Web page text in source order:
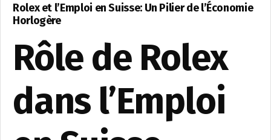
Rolex et l’Emploi en Suisse: Un Pilier de l’Économie
Horlogère
Rôle de Rolex
dans l’Emploi